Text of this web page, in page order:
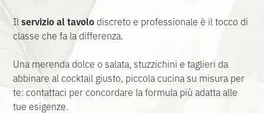
Il servizio al tavolodiscreto e professionale è il tocco di
classe che fa la differenza.
Una merenda dolce o salata, stuzzichini e taglieri da
abbinare al cocktail giusto, piccola cucina su misura per
te: contattaci per concordare la formula più adatta alle
tue esigenze.